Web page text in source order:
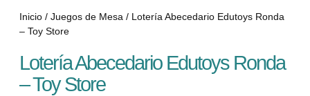
Inicio / Juegos de Mesa / Lotería Abecedario Edutoys Ronda
– Toy Store
Lotería Abecedario Edutoys Ronda
– Toy Store